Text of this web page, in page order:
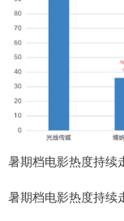
暑期档电影热度持续
暑期档电影热度持续